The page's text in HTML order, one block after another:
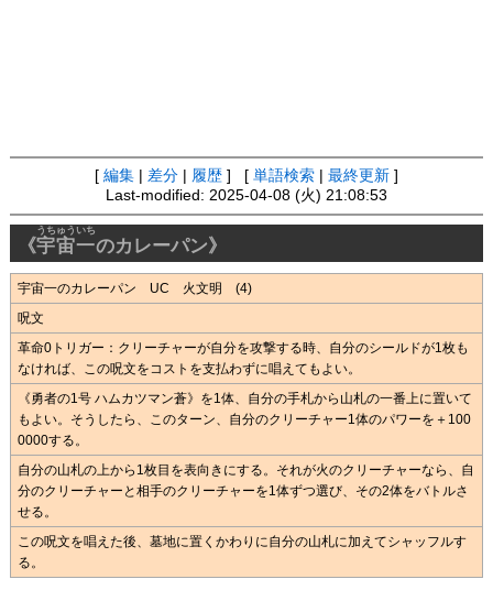
[ 編集 差分 履歴 ] [ 単語検索 最終更新 ]
Last-modified: 2025-04-08 (火) 21:08:53
《宇宙一
うちゅういち
のカレーパン》
宇宙一のカレーパン UC 火文明 (4)
呪文
革命0トリガー：クリーチャーが自分を攻撃する時、自分のシールドが1枚も
なければ、この呪文をコストを支払わずに唱えてもよい。
《勇者の1号 ハムカツマン蒼》を1体、自分の手札から山札の一番上に置いて
もよい。そうしたら、このターン、自分のクリーチャー1体のパワーを＋100
0000する。
自分の山札の上から1枚目を表向きにする。それが火のクリーチャーなら、自
分のクリーチャーと相手のクリーチャーを1体ずつ選び、その2体をバトルさ
せる。
この呪文を唱えた後、墓地に置くかわりに自分の山札に加えてシャッフルす
る。